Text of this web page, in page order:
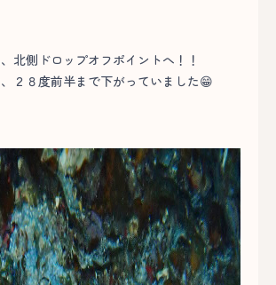
北側ドロップオフポイントへ！！
２８度前半まで下がっていました😁